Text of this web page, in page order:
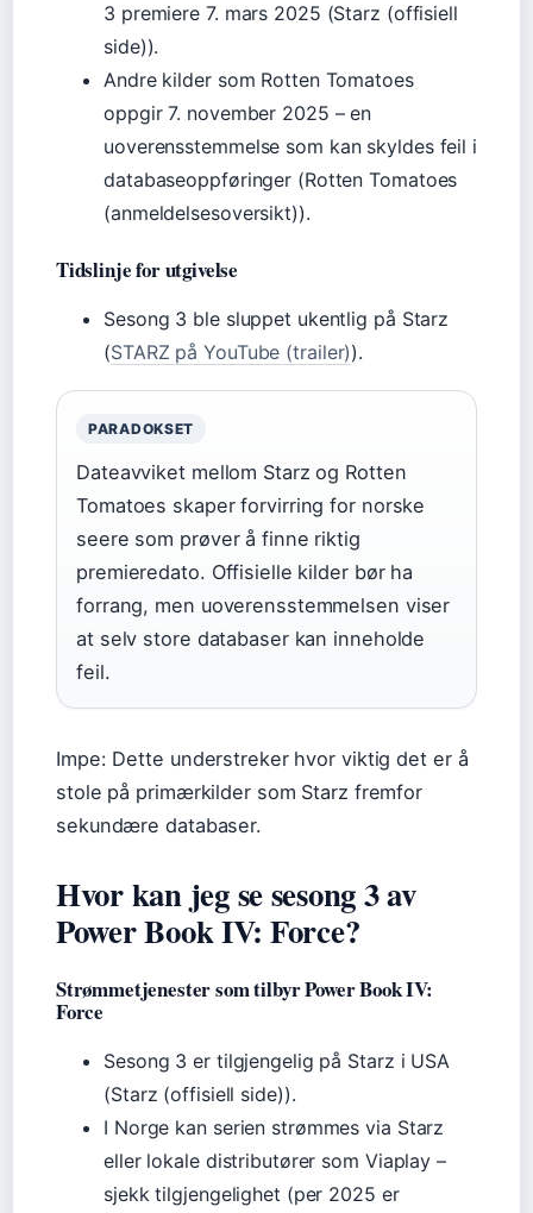
3 premiere 7. mars 2025 (Starz (offisiell
side)).
Andre kilder som Rotten Tomatoes
oppgir 7. november 2025 – en
uoverensstemmelse som kan skyldes feil i
databaseoppføringer (Rotten Tomatoes
(anmeldelsesoversikt)).
Tidslinje for utgivelse
Sesong 3 ble sluppet ukentlig på Starz
(STARZ på YouTube (trailer)).
PARADOKSET
Dateavviket mellom Starz og Rotten
Tomatoes skaper forvirring for norske
seere som prøver å finne riktig
premieredato. Offisielle kilder bør ha
forrang, men uoverensstemmelsen viser
at selv store databaser kan inneholde
feil.
Impe: Dette understreker hvor viktig det er å
stole på primærkilder som Starz fremfor
sekundære databaser.
Hvor kan jeg se sesong 3 av
Power Book IV: Force?
Strømmetjenester som tilbyr Power Book IV:
Force
Sesong 3 er tilgjengelig på Starz i USA
(Starz (offisiell side)).
I Norge kan serien strømmes via Starz
eller lokale distributører som Viaplay –
sjekk tilgjengelighet (per 2025 er